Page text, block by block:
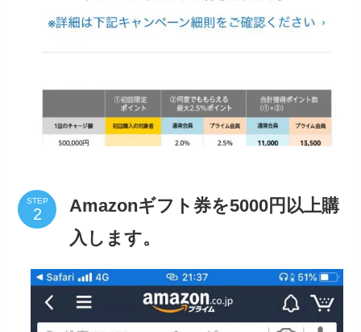
STEP
Amazonギフト券を5000円以上購
入します。